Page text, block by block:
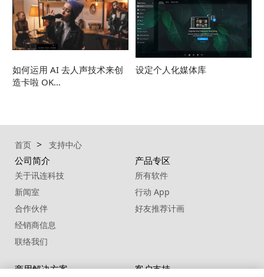
如何运用 AI 去人声技术来创
造卡啦 OK…
设定个人化媒体库
首页 支持中心
公司简介
关于讯连科技
新闻室
合作伙伴
经销商信息
联络我们
产品专区
所有软件
行动 App
好友推荐计画
商用解决方案 客户支持